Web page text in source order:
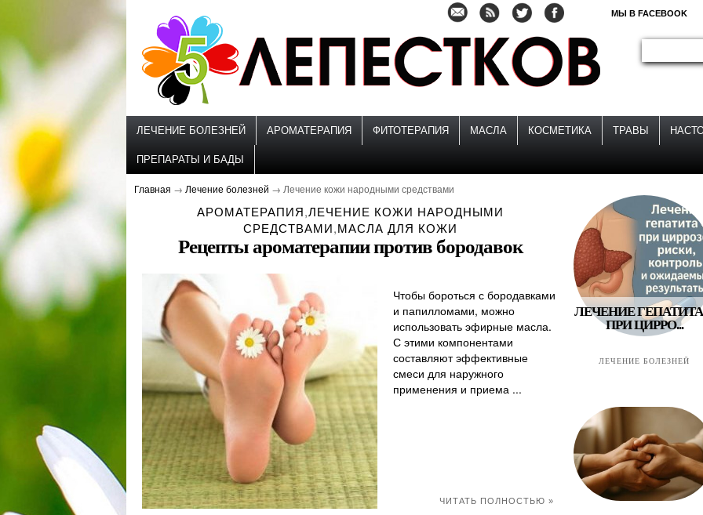
МЫ В FACEBOOK
ЛЕЧЕНИЕ БОЛЕЗНЕЙ АРОМАТЕРАПИЯ ФИТОТЕРАПИЯ МАСЛА КОСМЕТИКА ТРАВЫ
ПРЕПАРАТЫ И БАДЫ
Главная → Лечение болезней → Лечение кожи народными средствами
АРОМАТЕРАПИЯ,ЛЕЧЕНИЕ КОЖИ НАРОДНЫМИ
СРЕДСТВАМИ,МАСЛА ДЛЯ КОЖИ
Рецепты ароматерапии против бородавок
Чтобы бороться с бородавками
и папилломами, можно
использовать эфирные масла.
С этими компонентами
составляют эффективные
смеси для наружного
применения и приема ...
ЧИТАТЬ ПОЛНОСТЬЮ »
ЛЕЧЕНИЕ ГЕПАТИТА
ПРИ ЦИРРО...
ЛЕЧЕНИЕ БОЛЕЗНЕЙ